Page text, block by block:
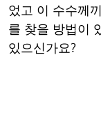
었고 이 수수께
를 찾을 방법이
있으신가요?